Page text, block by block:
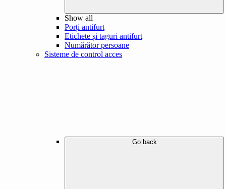
Show all
Porți antifurt
Etichete și taguri antifurt
Numărător persoane
Sisteme de control acces
Go back